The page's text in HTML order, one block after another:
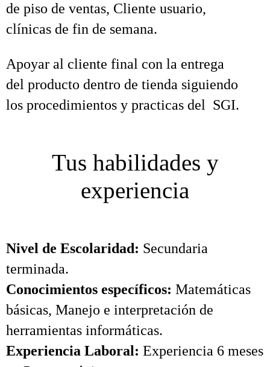
de piso de ventas, Cliente usuario,
clínicas de fin de semana.
Apoyar al cliente final con la entrega
del producto dentro de tienda siguiendo
los procedimientos y practicas del SGI.
Tus habilidades y
experiencia
Nivel de Escolaridad: Secundaria
terminada.
Conocimientos específicos: Matemáticas
básicas, Manejo e interpretación de
herramientas informáticas.
Experiencia Laboral: Experiencia 6 meses